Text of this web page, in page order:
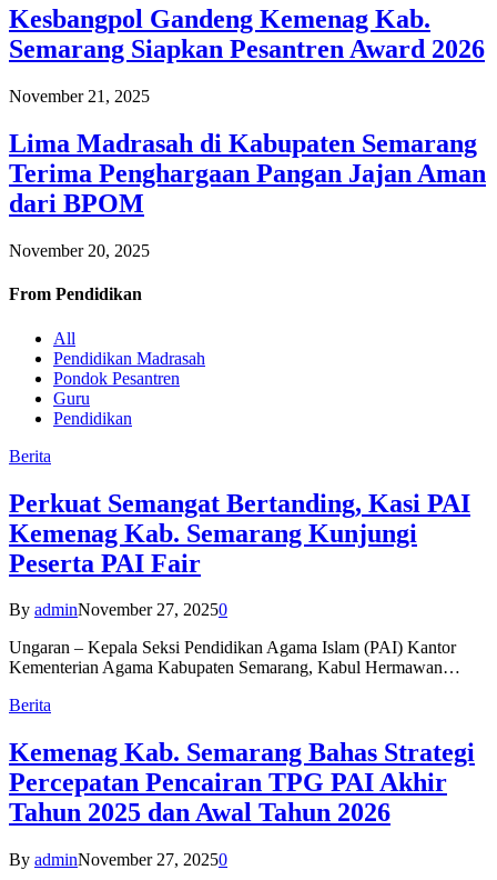
Kesbangpol Gandeng Kemenag Kab.
Semarang Siapkan Pesantren Award 2026
November 21, 2025
Lima Madrasah di Kabupaten Semarang
Terima Penghargaan Pangan Jajan Aman
dari BPOM
November 20, 2025
From Pendidikan
All
Pendidikan Madrasah
Pondok Pesantren
Guru
Pendidikan
Berita
Perkuat Semangat Bertanding, Kasi PAI
Kemenag Kab. Semarang Kunjungi
Peserta PAI Fair
By adminNovember 27, 20250
Ungaran – Kepala Seksi Pendidikan Agama Islam (PAI) Kantor
Kementerian Agama Kabupaten Semarang, Kabul Hermawan…
Berita
Kemenag Kab. Semarang Bahas Strategi
Percepatan Pencairan TPG PAI Akhir
Tahun 2025 dan Awal Tahun 2026
By adminNovember 27, 20250